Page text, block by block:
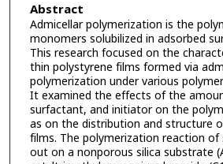
Abstract
Admicellar polymerization is the
monomers solubilized in adsorbed
This research focused on the
thin polystyrene films formed via
polymerization under various
It examined the effects of the
surfactant, and initiator on the
as on the distribution and structure
films. The polymerization reaction of
out on a nonporous silica substrate